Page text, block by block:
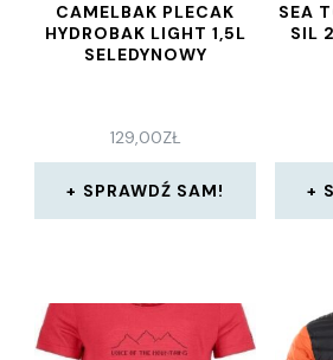
CAMELBAK PLECAK
HYDROBAK LIGHT 1,5L
SELEDYNOWY
129,00ZŁ
SPRAWDŹ SAM!
SEA
SIL